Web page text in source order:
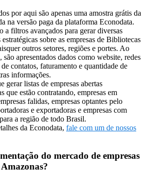
por aqui são apenas uma amostra grátis da
na versão paga da plataforma Econodata.
a filtros avançados para gerar diversas
sobre as empresas de Bibliotecas
outros setores, regiões e portes. Ao
são apresentados dados como website, redes
contatos, faturamento e quantidade de
informações.
gerar listas de empresas abertas
que estão contratando, empresas em
falidas, empresas optantes pelo
e exportadoras e empresas com
a região de todo Brasil.
da Econodata, fale com um de nossos
do mercado de empresas